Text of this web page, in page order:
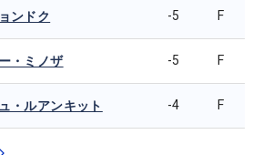
ンドク -5 F
・ミノザ -5 F
・ルアンキット -4 F